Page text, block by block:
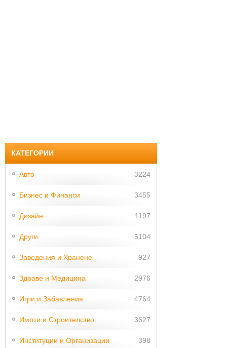
КАТЕГОРИИ
Авто 3224
Бизнес и Финанси 3455
Дизайн 1197
Други 5104
Заведения и Хранене 927
Здраве и Медицина 2976
Игри и Забавления 4764
Имоти и Строителство 3627
Институции и Организации 398